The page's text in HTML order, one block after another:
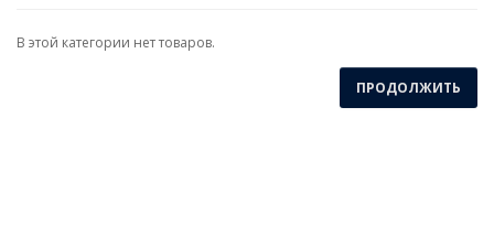
В этой категории нет товаров.
ПРОДОЛЖИТЬ